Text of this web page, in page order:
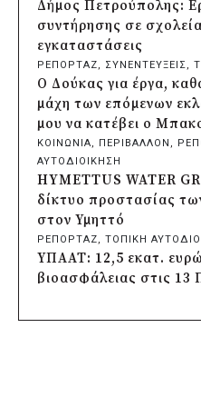
Σωτήρος
πριν από 3 ώρες
Περιφέρεια Αττικής:
για την ψηφιακή
επιχειρήσεων
πριν από 4 ώρες
Δήμος Σαρωνικού και
ενημερώνουν τους
συνύπαρξη με τις
πριν από 4 ώρες
Δήμος Κυθήρων:
στην παραλία
ασφαλείας
πριν από 4 ώρες
Δήμος Πετρούπολης:
συντήρησης σε
εγκαταστάσεις
ΡΕΠΟΡΤΑΖ, ΣΥΝΕΝΤΕΥΞΕΙΣ,
Ο Δούκας για έργα,
μάχη των επόμενων
μου να κατέβει ο
ΚΟΙΝΩΝΙΑ, ΠΕΡΙΒΑΛΛΟΝ ,
ΑΥΤΟΔΙΟΙΚΗΣΗ
HYMETTUS WATER
δίκτυο προστασίας
στον Υμηττό
ΡΕΠΟΡΤΑΖ, ΤΟΠΙΚΗ
ΥΠΑΑΤ: 12,5 εκατ. ευρώ
βιοασφάλειας στις 13
ΚΟΙΝΩΝΙΑ, ΤΟΠΙΚΗ